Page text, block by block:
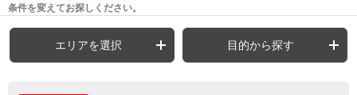
条件を変えてお探しください。
エリアを選択 目的から探す